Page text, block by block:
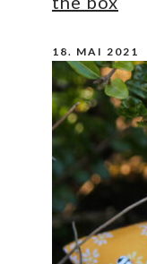
18. MAI 2021